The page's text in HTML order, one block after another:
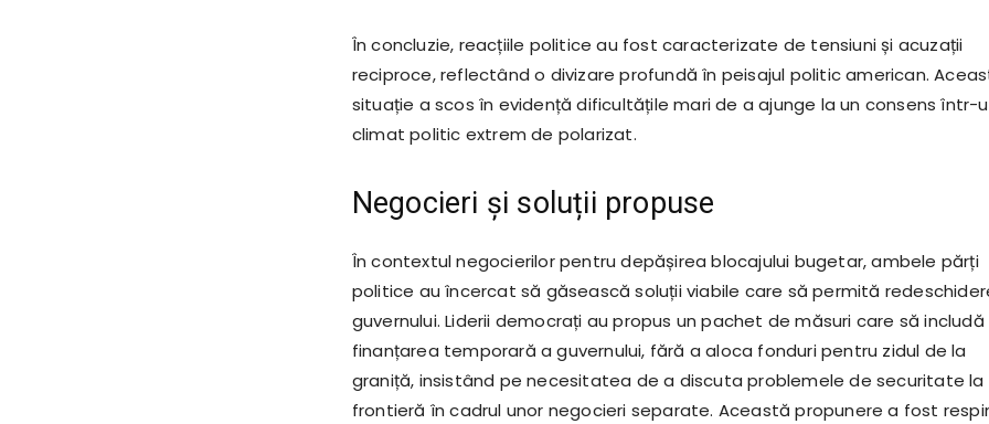
În concluzie, reacțiile politice au fost caracterizate de tensiuni și acuzații
reciproce, reflectând o divizare profundă în peisajul politic american.
situație a scos în evidență dificultățile mari de a ajunge la un consens într-
climat politic extrem de polarizat.
Negocieri și soluții propuse
În contextul negocierilor pentru depășirea blocajului bugetar, ambele părți
politice au încercat să găsească soluții viabile care să permită
guvernului. Liderii democrați au propus un pachet de măsuri care să includă
finanțarea temporară a guvernului, fără a aloca fonduri pentru zidul de la
graniță, insistând pe necesitatea de a discuta problemele de securitate la
frontieră în cadrul unor negocieri separate. Această propunere a fost